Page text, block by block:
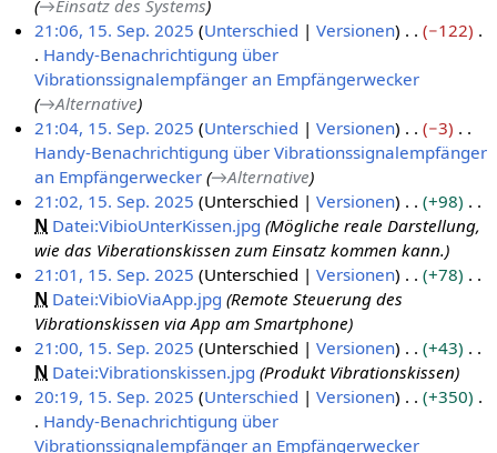
5
b
e
i
t
u
n
g
s
z
u
s
a
m
m
e
n
f
a
s
n
e
B
e
a
r
b
e
i
t
u
n
g
s
z
u
s
a
m
→Einsatz des Systems
21:06, 15. Sep. 2025 Unterschied Versionen
−122
Handy-Benachrichtigung über
Vibrationssignalempfänger an Empfängerwecker
→Alternative
21:04, 15. Sep. 2025 Unterschied Versionen
−3
Handy-Benachrichtigung über Vibrationssignalempfänger
an Empfängerwecker →Alternative
21:02, 15. Sep. 2025 Unterschied Versionen
+98
N Datei:VibioUnterKissen.jpg Mögliche reale Darstellung,
wie das Viberationskissen zum Einsatz kommen kann.
21:01, 15. Sep. 2025 Unterschied Versionen
+78
N Datei:VibioViaApp.jpg Remote Steuerung des
Vibrationskissen via App am Smartphone
21:00, 15. Sep. 2025 Unterschied Versionen
+43
N Datei:Vibrationskissen.jpg Produkt Vibrationskissen
20:19, 15. Sep. 2025 Unterschied Versionen
+350
Handy-Benachrichtigung über
Vibrationssignalempfänger an Empfängerwecker